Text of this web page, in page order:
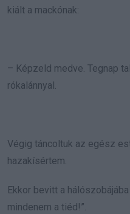
kiált a mackónak:
– Képzeld medve. Tegnap
rókalánnyal.
Végig táncoltuk az egész
hazakísértem.
Ekkor bevitt a
mindenem a tiéd!”.